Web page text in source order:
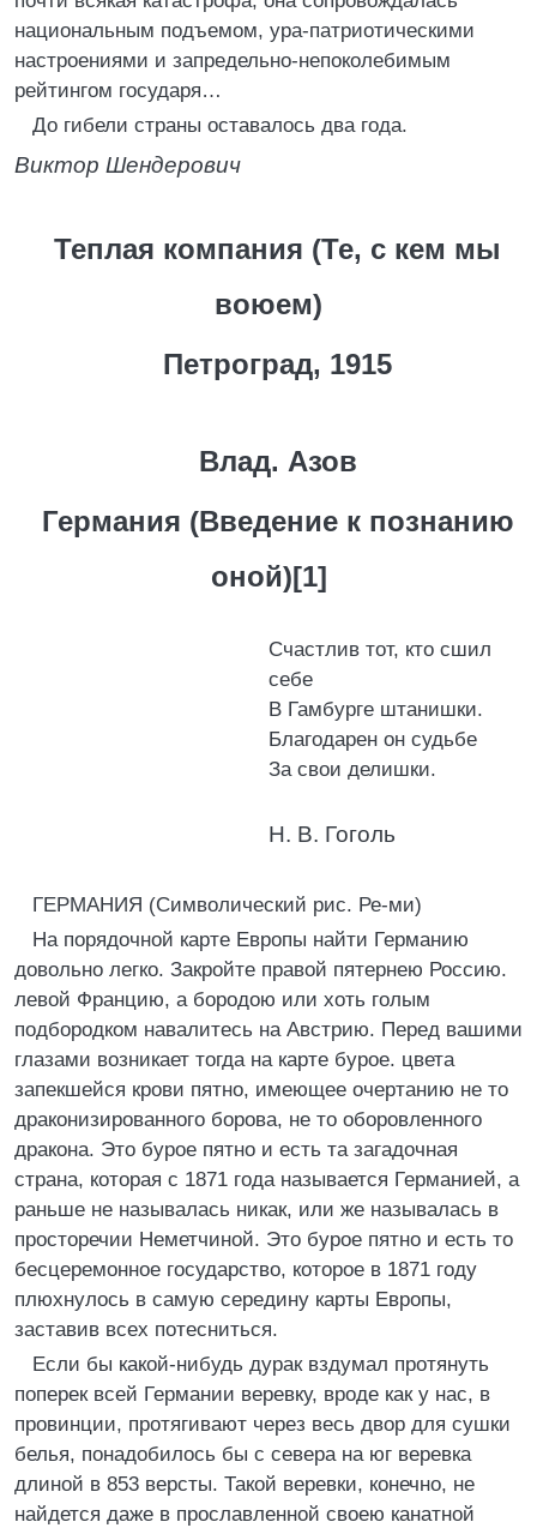
национальным подъемом, ура-патриотическими
настроениями и запредельно-непоколебимым
рейтингом государя…
До гибели страны оставалось два года.
Виктор Шендерович
Теплая компания (Те, с кем мы
воюем)
Петроград, 1915
Влад. Азов
Германия (Введение к познанию
оной)[1]
Счастлив тот, кто сшил
себе
В Гамбурге штанишки.
Благодарен он судьбе
За свои делишки.
Н. В. Гоголь
ГЕРМАНИЯ (Символический рис. Ре-ми)
На порядочной карте Европы найти Германию
довольно легко. Закройте правой пятернею Россию.
левой Францию, а бородою или хоть голым
подбородком навалитесь на Австрию. Перед вашими
глазами возникает тогда на карте бурое. цвета
запекшейся крови пятно, имеющее очертанию не то
драконизированного борова, не то оборовленного
дракона. Это бурое пятно и есть та загадочная
страна, которая с 1871 года называется Германией, а
раньше не называлась никак, или же называлась в
просторечии Неметчиной. Это бурое пятно и есть то
бесцеремонное государство, которое в 1871 году
плюхнулось в самую середину карты Европы,
заставив всех потесниться.
Если бы какой-нибудь дурак вздумал протянуть
поперек всей Германии веревку, вроде как у нас, в
провинции, протягивают через весь двор для сушки
белья, понадобилось бы с севера на юг веревка
длиной в 853 версты. Такой веревки, конечно, не
найдется даже в прославленной своею канатной